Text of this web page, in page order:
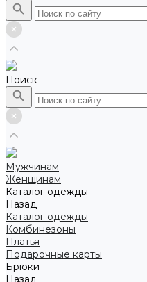
Поиск
Мужчинам
Женщинам
Каталог одежды
Назад
Каталог одежды
Комбинезоны
Платья
Подарочные карты
Брюки
Назад